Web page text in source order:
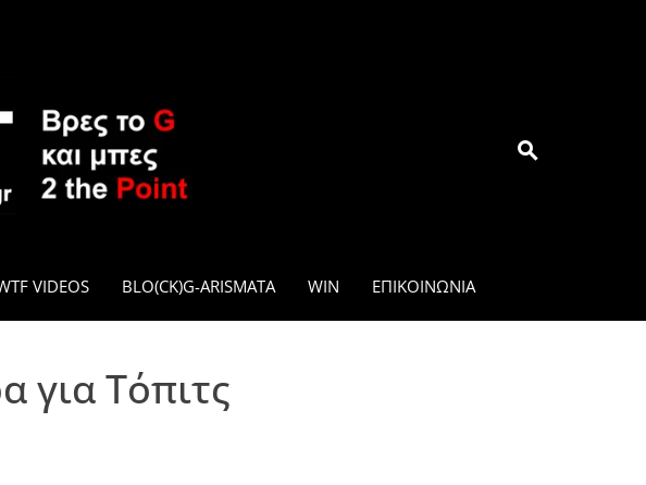
VIDEOS BLO(CK)G-ARISMATA WIN ΕΠΙΚΟΙΝΩΝΊΑ
Τόπιτς